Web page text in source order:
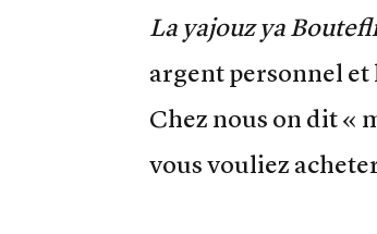
La yajouz ya
argent personnel et
Chez nous on dit «
vous vouliez